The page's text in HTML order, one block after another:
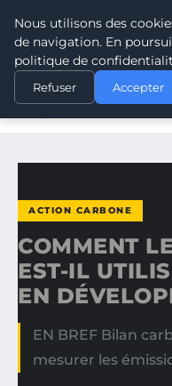
CLIMATE
ACCUEIL
ACTION
COMMENT LE BILAN
ACTION CARBONE
COMMENT
EST-IL
EN
EN BREF Bilan
mesurer les
Nous utilisons des
de navigation. En
politique de
Refuser Accepter